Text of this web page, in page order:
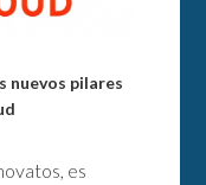
nuevos pilares
es